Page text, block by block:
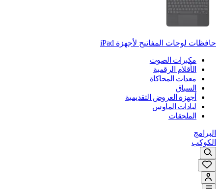
حافظات لوحات المفاتيح لأجهزة ‏iPad
مكبرات الصوت
الأقلام الرقمية
معدات المحاكاة
السباق
أجهزة العروض التقديمية
لبادات الماوس
الملحقات
البرامج
الكوكب